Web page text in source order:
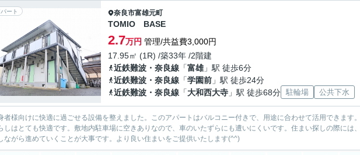
ート 奈良市富雄元町
TOMIO BASE
2.7万円 管理/共益費3,000円
17.95㎡ (1R) /築33年 /2階建
近鉄難波・奈良線 「富雄」駅 徒歩6分
近鉄難波・奈良線 「学園前 」駅 徒歩24分
近鉄難波・奈良線 「大和西大寺 」駅 徒歩68分 駐輪場 公共下水
者様向けに快適に過ごせる設備を整えました。このアパートはバルコニー付きで、用途に合わせて活用できます
しはとても快適です。敷地内駐車場に空きありなので、車のいたずらにも遭いにくいです。住まい探しの際には
ながら進めていくことが大事です。より良い住まいをご提供いたします(^^)